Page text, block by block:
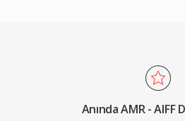
bite kadar çoklu örnekleme
derinliklerini destekler.
çok kayıpsız bütünlüğe
Anında AMR - AIFF